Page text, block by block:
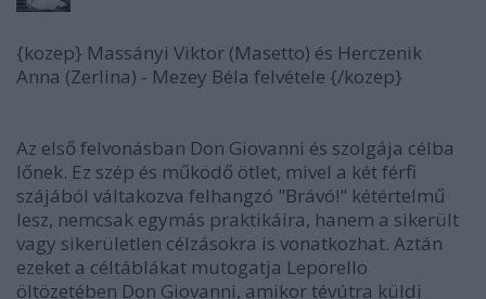
{kozep} Massányi Viktor (Masetto) és Herczenik
Anna (Zerlina) - Mezey Béla felvétele {/kozep}
Az első felvonásban Don Giovanni és szolgája célba
lőnek. Ez szép és működő ötlet, mivel a két férfi
szájából váltakozva felhangzó "Brávó!" kétértelmű
lesz, nemcsak egymás praktikáira, hanem a sikerült
vagy sikerületlen célzásokra is vonatkozhat. Aztán
ezeket a céltáblákat mutogatja Leporello
öltözetében Don Giovanni, amikor tévútra küldi